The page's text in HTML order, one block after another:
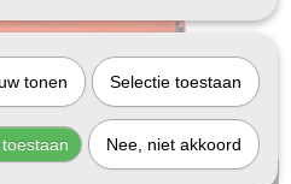
tonen Selectie toestaan
Nee, niet akkoord